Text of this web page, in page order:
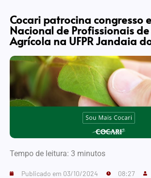
Cocari patrocina congresso
Nacional de Profissionais
Agrícola na UFPR Jandaia
Tempo de leitura: 3 minutos
Publicado em 03/10/2024 08:27